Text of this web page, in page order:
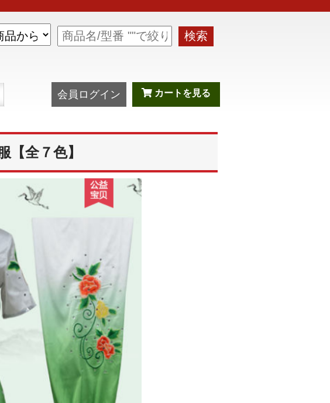
検索
会員ログイン カートを見る
【全７色】